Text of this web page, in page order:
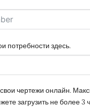
потребности здесь.
чертежи онлайн.
загрузить не более 3